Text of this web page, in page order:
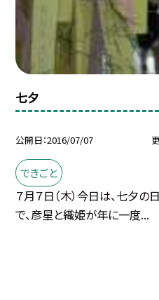
七夕
公開日 2016/07/07
できごと
７月７日（木）今日は、七夕
で、彦星と織姫が年に一度...